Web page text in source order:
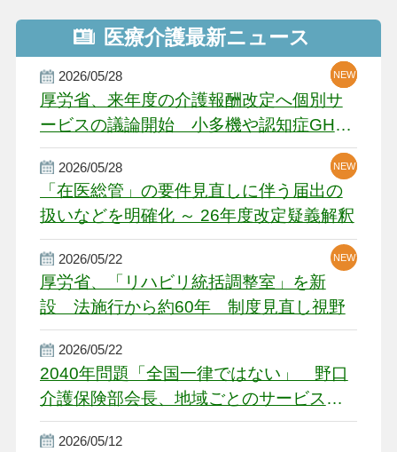
医療介護最新ニュース
2026/05/28
厚労省、来年度の介護報酬改定へ個別サ
ービスの議論開始 小多機や認知症GH、
厳しい経営環境に危機感
NEW
NEW
NEW
2026/05/28
「在医総管」の要件見直しに伴う届出の
扱いなどを明確化 ～ 26年度改定疑義解釈
NEW
NEW
2026/05/22
厚労省、「リハビリ統括調整室」を新
設 法施行から約60年 制度見直し視野
NEW
2026/05/22
2040年問題「全国一律ではない」 野口
介護保険部会長、地域ごとのサービス基
盤整備を促す
2026/05/12